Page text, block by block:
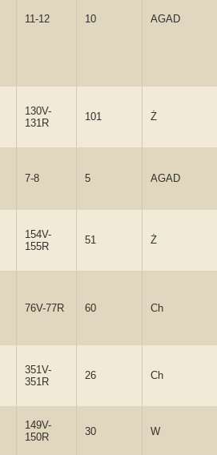
11-12 10 AGAD
130V-
131R
101 Ż
7-8 5 AGAD
154V-
155R
51 Ż
76V-77R 60 Ch
351V-
351R
26 Ch
149V-
150R
30 W